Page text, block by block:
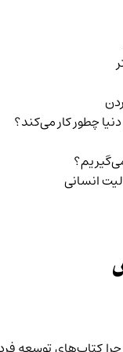
چطور کار می‌کند؟
انسانی